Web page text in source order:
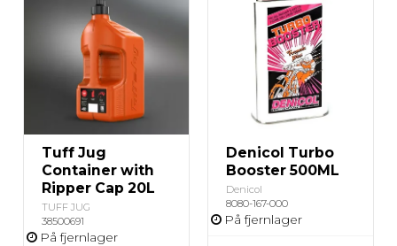
Tuff Jug
Container with
Ripper Cap 20L
TUFF JUG
38500691
På fjernlager
Denicol Turbo
Booster 500ML
Denicol
8080-167-000
På fjernlager